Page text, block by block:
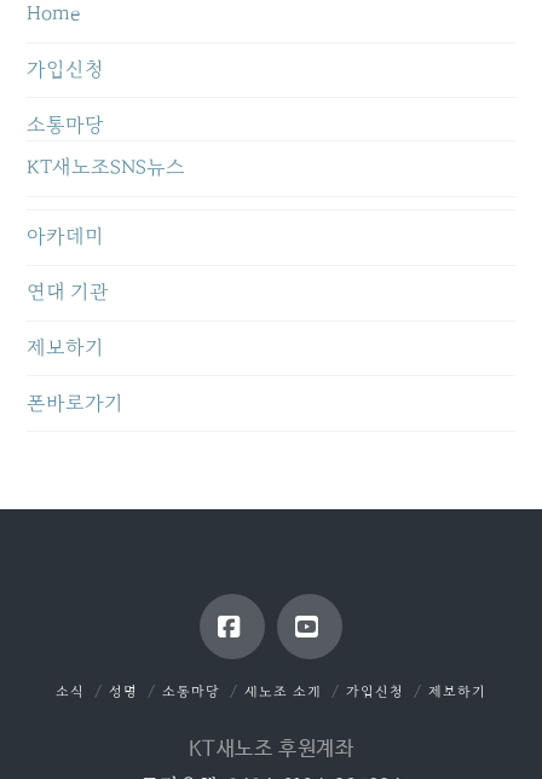
Home
가입신청
소통마당
KT새노조SNS뉴스
아카데미
연대 기관
제보하기
폰바로가기
FacebookYouTube
소식 성명 소통마당 새노조 소개 가입신청 제보하기
KT새노조 후원계좌